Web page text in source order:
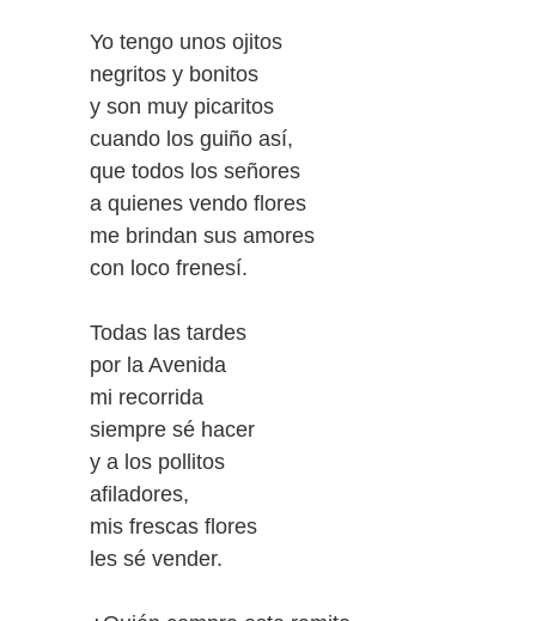
Yo tengo unos ojitos
negritos y bonitos
y son muy picaritos
cuando los guiño así,
que todos los señores
a quienes vendo flores
me brindan sus amores
con loco frenesí.
Todas las tardes
por la Avenida
mi recorrida
siempre sé hacer
y a los pollitos
afiladores,
mis frescas flores
les sé vender.